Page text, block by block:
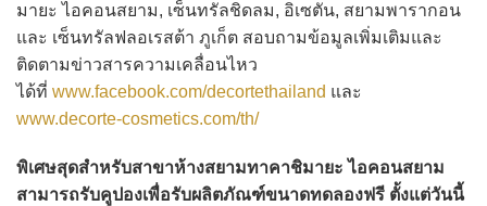
มายะ ไอคอนสยาม, เซ็นทรัลชิดลม, อิเซตัน, สยามพารากอน
และ เซ็นทรัลฟลอเรสต้า ภูเก็ต สอบถามข้อมูลเพิ่มเติมและ
ติดตามข่าวสารความเคลื่อนไหว
ได้ที่ www.facebook.com/decortethailand และ
www.decorte-cosmetics.com/th/
พิเศษสุดสำหรับสาขาห้างสยามทาคาชิมายะ ไอคอนสยาม
สามารถรับคูปองเพื่อรับผลิตภัณฑ์ขนาดทดลองฟรี ตั้งแต่วันนี้